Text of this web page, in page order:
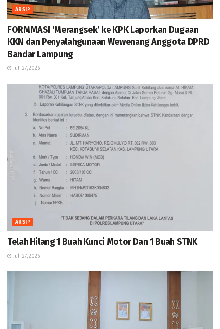
ARSIP
FORMMASI ‘Merangsek’ ke KPK Laporkan Dugaan
KKN dan Penyalahgunaan Wewenang Anggota DPRD
Bandar Lampung
Juli 27, 2026
ARSIP
Telah Hilang 1 Buah Kunci Motor Dan 1 Buah STNK
Juli 27, 2026